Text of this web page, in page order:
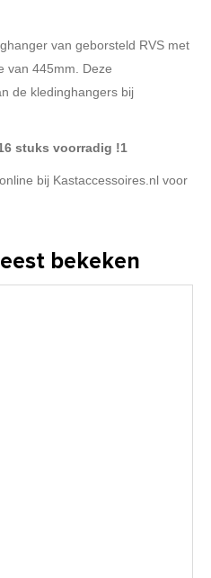
van geborsteld RVS met
van 445mm. Deze
de kledinghangers bij
stuks voorradig !1
bij Kastaccessoires.nl voor
bekeken